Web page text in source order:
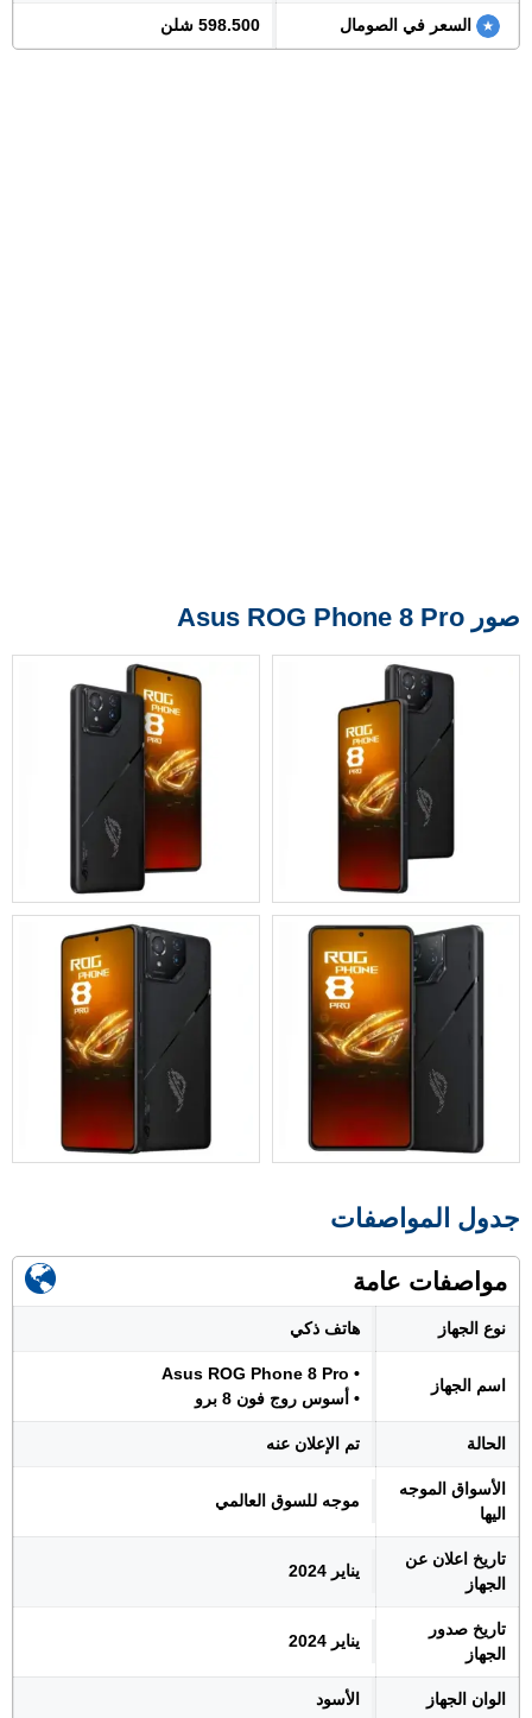
السعر في الصومال 598.500 شلن
صور Asus ROG Phone 8 Pro
جدول المواصفات
مواصفات عامة
نوع الجهاز هاتف ذكي
اسم الجهاز
• Asus ROG Phone 8 Pro
• أسوس روج فون 8 برو
الحالة تم الإعلان عنه
الأسواق الموجه
اليها
موجه للسوق العالمي
تاريخ اعلان عن
الجهاز
يناير 2024
تاريخ صدور
الجهاز
يناير 2024
الوان الجهاز الأسود